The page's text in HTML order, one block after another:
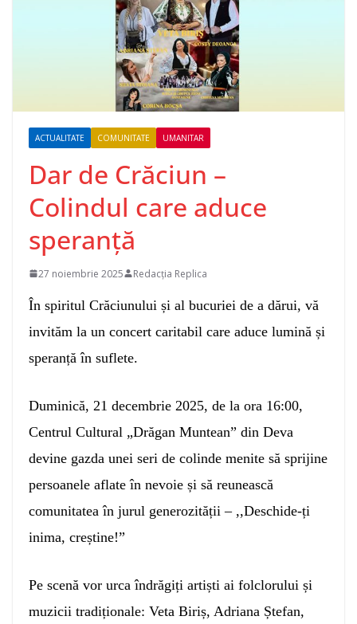
ACTUALITATE COMUNITATE UMANITAR
Dar de Crăciun –
Colindul care aduce
speranță
27 noiembrie 2025 Redacția Replica
În spiritul Crăciunului și al bucuriei de a dărui, vă
invităm la un concert caritabil care aduce lumină și
speranță în suflete.
Duminică, 21 decembrie 2025, de la ora 16:00,
Centrul Cultural „Drăgan Muntean” din Deva
devine gazda unei seri de colinde menite să sprijine
persoanele aflate în nevoie și să reunească
comunitatea în jurul generozității – ,,Deschide-ți
inima, creștine!”
Pe scenă vor urca îndrăgiți artiști ai folclorului și
muzicii tradiționale: Veta Biriș, Adriana Ștefan,